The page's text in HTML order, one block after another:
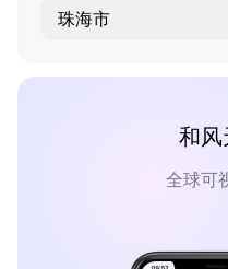
珠海市
和风
全球可